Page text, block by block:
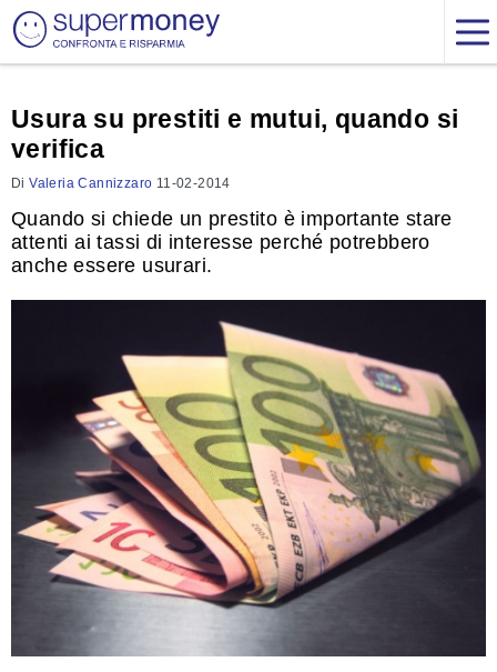
Usura su prestiti e mutui, quando si
verifica
DiValeria Cannizzaro 11-02-2014
Quando si chiede un prestito è importante stare
attenti ai tassi di interesse perché potrebbero
anche essere usurari.